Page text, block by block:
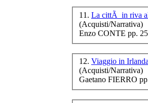
11. La cittÃ in riva
(Acquisti/Narrativa)
Enzo CONTE pp.
12. Viaggio in Irlanda
(Acquisti/Narrativa)
Gaetano FIERRO